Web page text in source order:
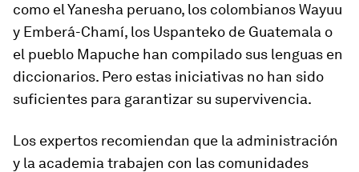
como el Yanesha peruano, los colombianos Wayuu
y Emberá-Chamí, los Uspanteko de Guatemala o
el pueblo Mapuche han compilado sus lenguas en
diccionarios. Pero estas iniciativas no han sido
suficientes para garantizar su supervivencia.
Los expertos recomiendan que la administración
y la academia trabajen con las comunidades